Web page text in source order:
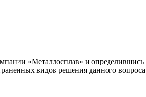
«Металлосплав» и
видов решения данного вопроса: